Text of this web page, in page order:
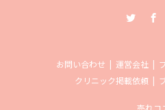
お問い合わせ 運営会社
クリニック掲載依頼
売れコ